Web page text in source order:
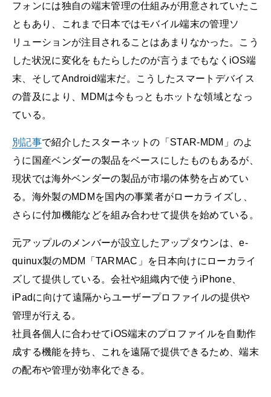
フォンには独自の端末管理の仕組みが用意されていたこ
ともあり、これまで日本ではモバイル端末の管理ソ
リューションが注目されることはあまりなかった。こう
した状況に変化をもたらしたのが言うまでもなくiOS端
末、そしてAndroid端末だ。こうしたスマートデバイス
の普及により、MDMは今もっともホットな領域となっ
ている。
別記事で紹介したスターネットの「STAR-MDM」のよ
うに国産ベンダーの製品をベースにしたものもあるが、
現状では海外ベンダーの製品が市場の体勢を占めてい
る。海外製のMDMを国内の事業者がローカライズし、
さらに付加機能などを組み合わせて提供を始めている。
元アップルのメンバーが設立したアップタウンは、e-
quinux製のMDM「TARMAC」を日本向けにローカライ
ズして提供している。会社や組織内で使うiPhone、
iPadに向けて遠隔からユーザープロファイルの提供や
管理が行える。
社員各個人に合わせてiOS端末のプロファイルを自動作
成する機能を持ち、これを遠隔で提供できるため、端末
の配布や管理が効率化できる。